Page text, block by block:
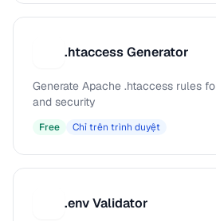
.htaccess Generator
Generate Apache .htaccess rules
and security
Free Chỉ trên trình duyệt
.env Validator